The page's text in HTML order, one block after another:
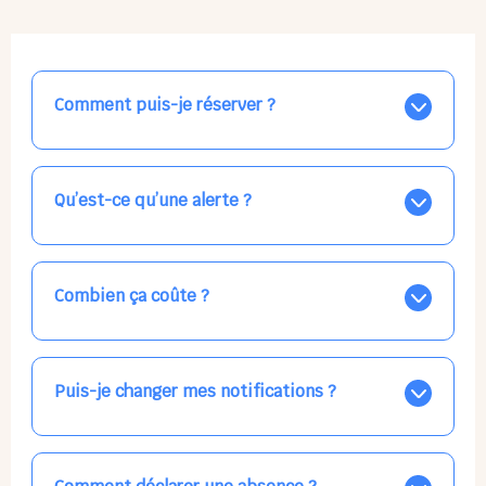
Comment puis-je réserver ?
Nos places libres au quotidien sont affichées jour par
jour dans le calendrier ci-dessus, EN BLEU. Tapez sur
celle qui vous intéresse, choisissez vos horaires, et la
confirmation est immédiate ! Vos accueils
Qu’est-ce qu’une alerte ?
Vous avez besoin d'une solution d'accueil pour une
date précise, ou pour un jour régulier dans la semaine,
mais les places disponibles EN BLEU ne correspondent
pas ? Créez une alerte ponctuelle ou récurrente, ainsi
Combien ça coûte ?
Votre accueil est normalement facturé par la direction
de la crèche, en fin de mois, selon votre taux horaire
habituel. N'hésitez pas à confirmer directement avec
l'équipe lors de la prochaine visite !
Puis-je changer mes notifications ?
Dans votre profil (bouton bleu en haut à droite), vous
pouvez choisir de recevoir les alertes et confirmations
par email, par SMS, par les deux canaux en même